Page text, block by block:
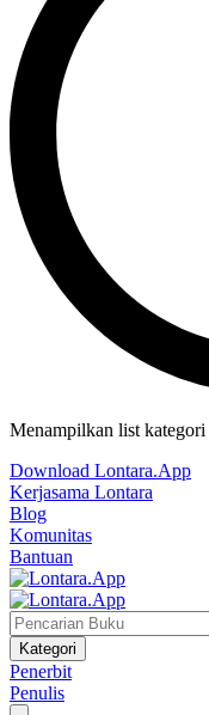
Menampilkan list kategori
Download Lontara.App
Kerjasama Lontara
Blog
Komunitas
Bantuan
Kategori
Penerbit
Penulis